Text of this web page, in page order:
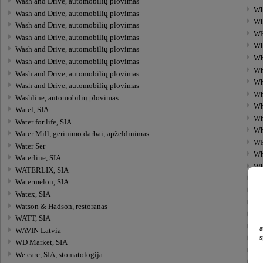
Wash and Drive, automobilių plovimas
Wash and Drive, automobilių plovimas
Wash and Drive, automobilių plovimas
Wash and Drive, automobilių plovimas
Wash and Drive, automobilių plovimas
Wash and Drive, automobilių plovimas
Wash and Drive, automobilių plovimas
Washline, automobilių plovimas
Watel, SIA
Water for life, SIA
Water Mill, gerinimo darbai, apželdinimas
Water Ser
Waterline, SIA
WATERLIX, SIA
Watermelon, SIA
Watex, SIA
Watson & Hadson, restoranas
WATT, SIA
WAVIN Latvia
WD Market, SIA
We care, SIA, stomatologija